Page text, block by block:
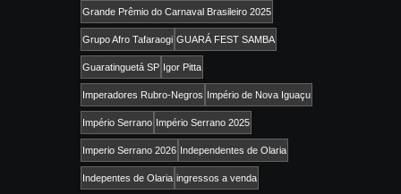
Grande Prêmio do Carnaval Brasileiro 2025
Grupo Afro Tafaraogi GUARÁ FEST SAMBA
Guaratinguetá SP Igor Pitta
Imperadores Rubro-Negros Império de Nova Iguaçu
Império Serrano Império Serrano 2025
Imperio Serrano 2026 Independentes de Olaria
Indepentes de Olaria ingressos a venda